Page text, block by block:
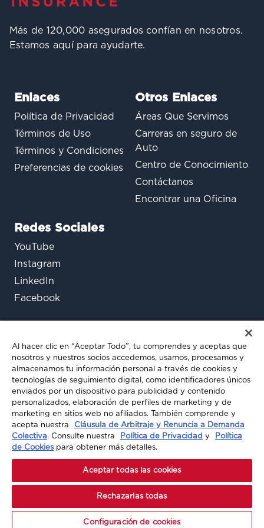
Más de 120,000 asegurados confían en nosotros.
Estamos aquí para ayudarte.
Enlaces
Política de Privacidad
Términos de Uso
Términos y Condiciones
Preferencias de cookies
Otros Enlaces
Áreas Que Servimos
Carreras en seguro de
Auto
Centro de Conocimiento
Contáctanos
Encontrar una Oficina
Redes Sociales
YouTube
Instagram
LinkedIn
Facebook
¿Aún tienes preguntas?
Chatea con nosotros
© 2026 A-MAX INSURANCE. TODOS LOS
DERECHOS RESERVADOS
Al hacer clic en “Aceptar Todo”, tu comprendes y aceptas que
nosotros y nuestros socios accedemos, usamos, procesamos y
almacenamos tu información personal a través de cookies y
tecnologías de seguimiento digital, como identificadores únicos
enviados por un dispositivo para publicidad y contenido
personalizados, elaboración de perfiles de marketing y de
marketing en sitios web no afiliados. También comprende y
acepta nuestra
Cláusula de Arbitraje y Renuncia a Demanda
Colectiva. Consulte nuestra Política de Privacidad y
Política
de Cookiespara obtener más detalles.
Aceptar todas las cookies
Rechazarlas todas
Configuración de cookies